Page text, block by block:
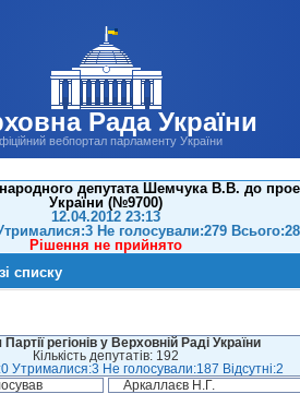
Рада України
вебпортал парламенту України
депутата Шемчука В.В. до
України (№9700)
12.04.2012 23:13
Не голосували:279
Рішення не прийнято
списку
регіонів у Верховній Раді України
Кількість депутатів: 192
Утрималися:3 Не голосували:187 Відсутні:2
Аркаллаєв Н.Г.